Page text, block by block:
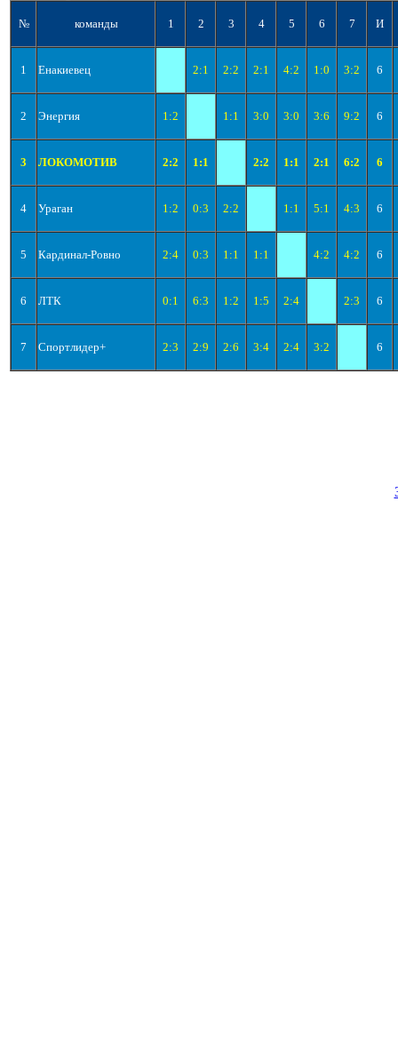
№ команды 1 2 3 4 5 6 7 И
1 Енакиевец 2:1 2:2 2:1 4:2 1:0 3:2 6
2 Энергия 1:2 1:1 3:0 3:0 3:6 9:2 6
3 ЛОКОМОТИВ 2:2 1:1 2:2 1:1 2:1 6:2 6
4 Ураган 1:2 0:3 2:2 1:1 5:1 4:3 6
5 Кардинал-Ровно 2:4 0:3 1:1 1:1 4:2 4:2 6
6 ЛТК 0:1 6:3 1:2 1:5 2:4 2:3 6
7 Спортлидер+ 2:3 2:9 2:6 3:4 2:4 3:2 6